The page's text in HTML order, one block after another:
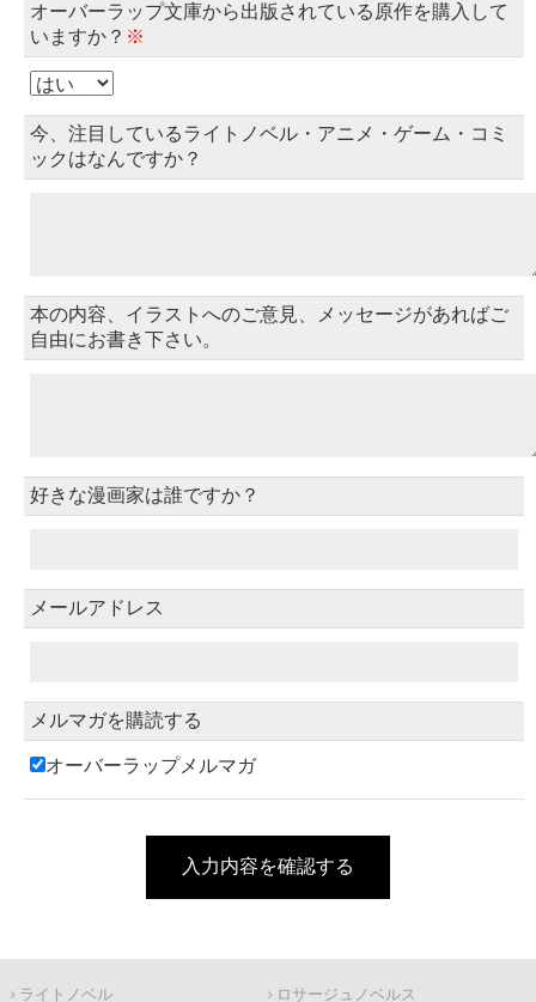
オーバーラップ文庫から出版されている原作を購入して
いますか？ ※
今、注目しているライトノベル・アニメ・ゲーム・コミ
ックはなんですか？
本の内容、イラストへのご意見、メッセージがあればご
自由にお書き下さい。
好きな漫画家は誰ですか？
メールアドレス
メルマガを購読する
オーバーラップメルマガ
入力内容を確認する
ライトノベル ロサージュノベルス